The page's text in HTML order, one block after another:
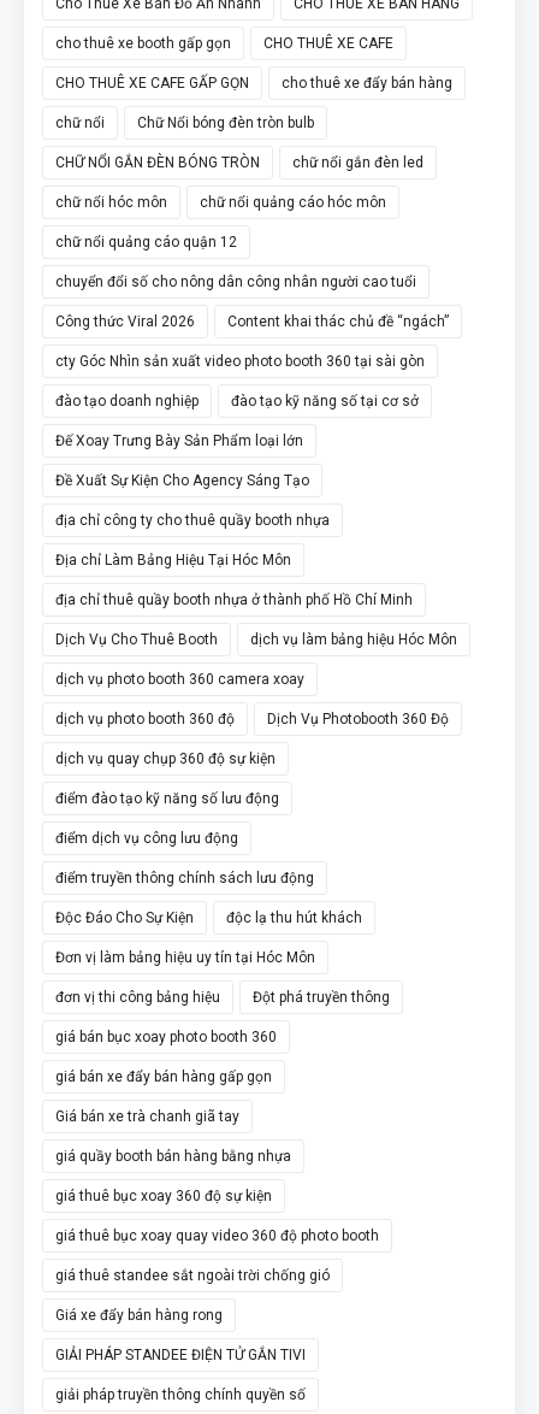
cho thuê xe booth gấp gọn CHO THUÊ XE CAFE
CHO THUÊ XE CAFE GẤP GỌN cho thuê xe đẩy bán hàng
chữ nổi Chữ Nổi bóng đèn tròn bulb
CHỮ NỔI GẮN ĐÈN BÓNG TRÒN chữ nổi gắn đèn led
chữ nổi hóc môn chữ nổi quảng cáo hóc môn
chữ nổi quảng cáo quận 12
chuyển đổi số cho nông dân công nhân người cao tuổi
Công thức Viral 2026 Content khai thác chủ đề “ngách”
cty Góc Nhìn sản xuất video photo booth 360 tại sài gòn
đào tạo doanh nghiệp đào tạo kỹ năng số tại cơ sở
Đế Xoay Trưng Bày Sản Phẩm loại lớn
Đề Xuất Sự Kiện Cho Agency Sáng Tạo
địa chỉ công ty cho thuê quầy booth nhựa
Địa chỉ Làm Bảng Hiệu Tại Hóc Môn
địa chỉ thuê quầy booth nhựa ở thành phố Hồ Chí Minh
Dịch Vụ Cho Thuê Booth dịch vụ làm bảng hiệu Hóc Môn
dịch vụ photo booth 360 camera xoay
dịch vụ photo booth 360 độ Dịch Vụ Photobooth 360 Độ
dịch vụ quay chụp 360 độ sự kiện
điểm đào tạo kỹ năng số lưu động
điểm dịch vụ công lưu động
điểm truyền thông chính sách lưu động
Độc Đáo Cho Sự Kiện độc lạ thu hút khách
Đơn vị làm bảng hiệu uy tín tại Hóc Môn
đơn vị thi công bảng hiệu Đột phá truyền thông
giá bán bục xoay photo booth 360
giá bán xe đẩy bán hàng gấp gọn
Giá bán xe trà chanh giã tay
giá quầy booth bán hàng bằng nhựa
giá thuê bục xoay 360 độ sự kiện
giá thuê bục xoay quay video 360 độ photo booth
giá thuê standee sắt ngoài trời chống gió
Giá xe đẩy bán hàng rong
GIẢI PHÁP STANDEE ĐIỆN TỬ GẮN TIVI
giải pháp truyền thông chính quyền số